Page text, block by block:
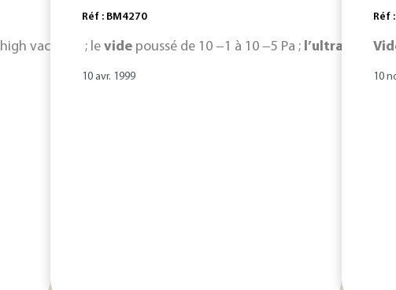
high vacuum ) : de 10 −5 Pa à 10 −8 Pa ; domaine del’extrême-
Réf : BM4270
; le vide poussé de 10 −1 à 10 −5 Pa ; l’ultra-videde
10 avr. 1999
Réf
10